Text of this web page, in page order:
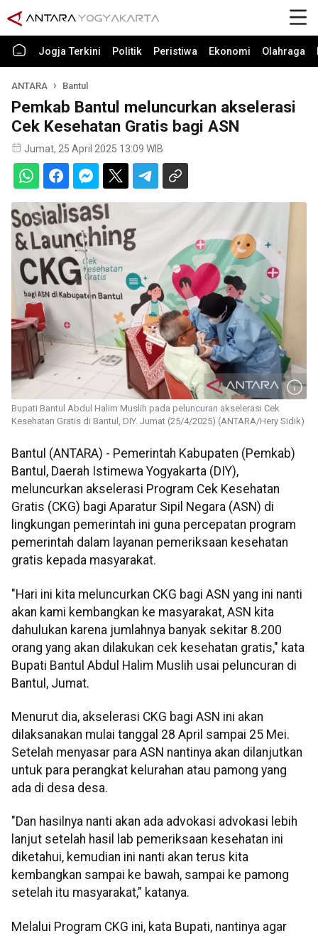
Jogja Terkini Politik Peristiwa Ekonomi Olahraga
ANTARA Bantul
Pemkab Bantul meluncurkan akselerasi
Cek Kesehatan Gratis bagi ASN
Jumat, 25 April 2025 13:09 WIB
Bupati Bantul Abdul Halim Muslih pada peluncuran akselerasi Cek
Kesehatan Gratis di Bantul, DIY. Jumat (25/4/2025) (ANTARA/Hery Sidik)
Bantul (ANTARA) - Pemerintah Kabupaten (Pemkab)
Bantul, Daerah Istimewa Yogyakarta (DIY),
meluncurkan akselerasi Program Cek Kesehatan
Gratis (CKG) bagi Aparatur Sipil Negara (ASN) di
lingkungan pemerintah ini guna percepatan program
pemerintah dalam layanan pemeriksaan kesehatan
gratis kepada masyarakat.
"Hari ini kita meluncurkan CKG bagi ASN yang ini nanti
akan kami kembangkan ke masyarakat, ASN kita
dahulukan karena jumlahnya banyak sekitar 8.200
orang yang akan dilakukan cek kesehatan gratis," kata
Bupati Bantul Abdul Halim Muslih usai peluncuran di
Bantul, Jumat.
Menurut dia, akselerasi CKG bagi ASN ini akan
dilaksanakan mulai tanggal 28 April sampai 25 Mei.
Setelah menyasar para ASN nantinya akan dilanjutkan
untuk para perangkat kelurahan atau pamong yang
ada di desa desa.
"Dan hasilnya nanti akan ada advokasi advokasi lebih
lanjut setelah hasil lab pemeriksaan kesehatan ini
diketahui, kemudian ini nanti akan terus kita
kembangkan sampai ke bawah, sampai ke pamong
setelah itu masyarakat," katanya.
Melalui Program CKG ini, kata Bupati, nantinya agar